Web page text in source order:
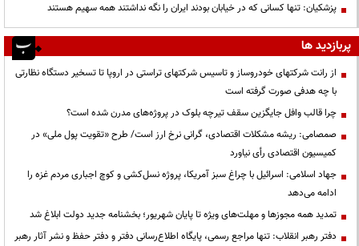
پزشکیان: تنها کسانی که در خیابان بودند ایران را نگه نداشتند همه سهیم هستند
پربازدید ها
از رانت‌ شرکتهای خودروساز و تاسیس شرکتهای تراستی در اروپا تا تسخیر دستگاه نظارتی
با چه هدفی صورت گرفته است
چرا قالب وافل جایگزین سقف تیرچه بلوک در پروژه‌های مدرن شده است؟
صمصامی: ریشه مشکلات اقتصادی، گرانی نرخ ارز است/ طرح «تقویت پول ملی» در
کمیسیون اقتصادی رأی نیاورد
جهاد اسلامی: اسرائیل با چراغ سبز آمریکا، پروژه نسل‌کشی و کوچ اجباری مردم غزه را
ادامه می‌دهد
تمدید همه مجوزها و مهلت‌های ویژه تا پایان شهریور؛ بخشنامه جدید دولت ابلاغ شد
دفتر رهبر انقلاب: تنها مراجع رسمی، پایگاه اطلاع‌رسانی دفتر و دفتر حفظ و نشر آثار رهبر